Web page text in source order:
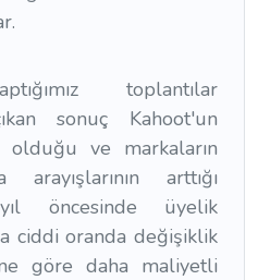
toplantılar
sonuç Kahoot'un
olduğu ve markaların
arttığı
öncesinde üyelik
ciddi oranda değişiklik
göre daha maliyetli